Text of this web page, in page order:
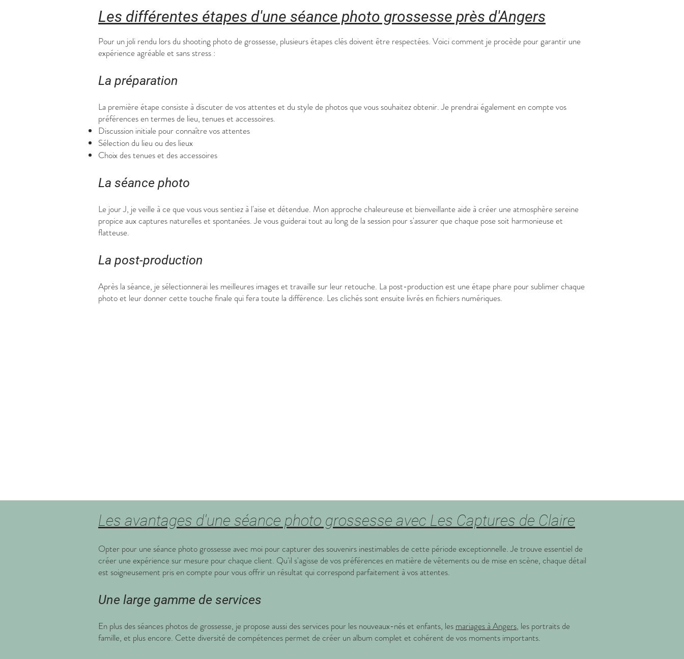
Les différentes étapes d'une séance photo grossesse près d'Angers
Pour un joli rendu lors du shooting photo de grossesse, plusieurs étapes clés doivent être respectées. Voici comment je procède pour garantir une
expérience agréable et sans stress :
La préparation
La première étape consiste à discuter de vos attentes et du style de photos que vous souhaitez obtenir. Je prendrai également en compte vos
préférences en termes de lieu, tenues et accessoires.
Discussion initiale pour connaître vos attentes
Sélection du lieu ou des lieux
Choix des tenues et des accessoires
La séance photo
Le jour J, je veille à ce que vous vous sentiez à l'aise et détendue. Mon approche chaleureuse et bienveillante aide à créer une atmosphère sereine
propice aux captures naturelles et spontanées. Je vous guiderai tout au long de la session pour s'assurer que chaque pose soit harmonieuse et
flatteuse.
La post-production
Après la séance, je sélectionnerai les meilleures images et travaille sur leur retouche. La post-production est une étape phare pour sublimer chaque
photo et leur donner cette touche finale qui fera toute la différence. Les clichés sont ensuite livrés en fichiers numériques.
Les avantages d'une séance photo grossesse avec Les Captures de Claire
Opter pour une séance photo grossesse avec moi pour capturer des souvenirs inestimables de cette période exceptionnelle. Je trouve essentiel de
créer une expérience sur mesure pour chaque client. Qu'il s'agisse de vos préférences en matière de vêtements ou de mise en scène, chaque détail
est soigneusement pris en compte pour vous offrir un résultat qui correspond parfaitement à vos attentes.
Une large gamme de services
En plus des séances photos de grossesse, je propose aussi des services pour les nouveaux-nés et enfants, les mariages à Angers, les portraits de
famille, et plus encore. Cette diversité de compétences permet de créer un album complet et cohérent de vos moments importants.